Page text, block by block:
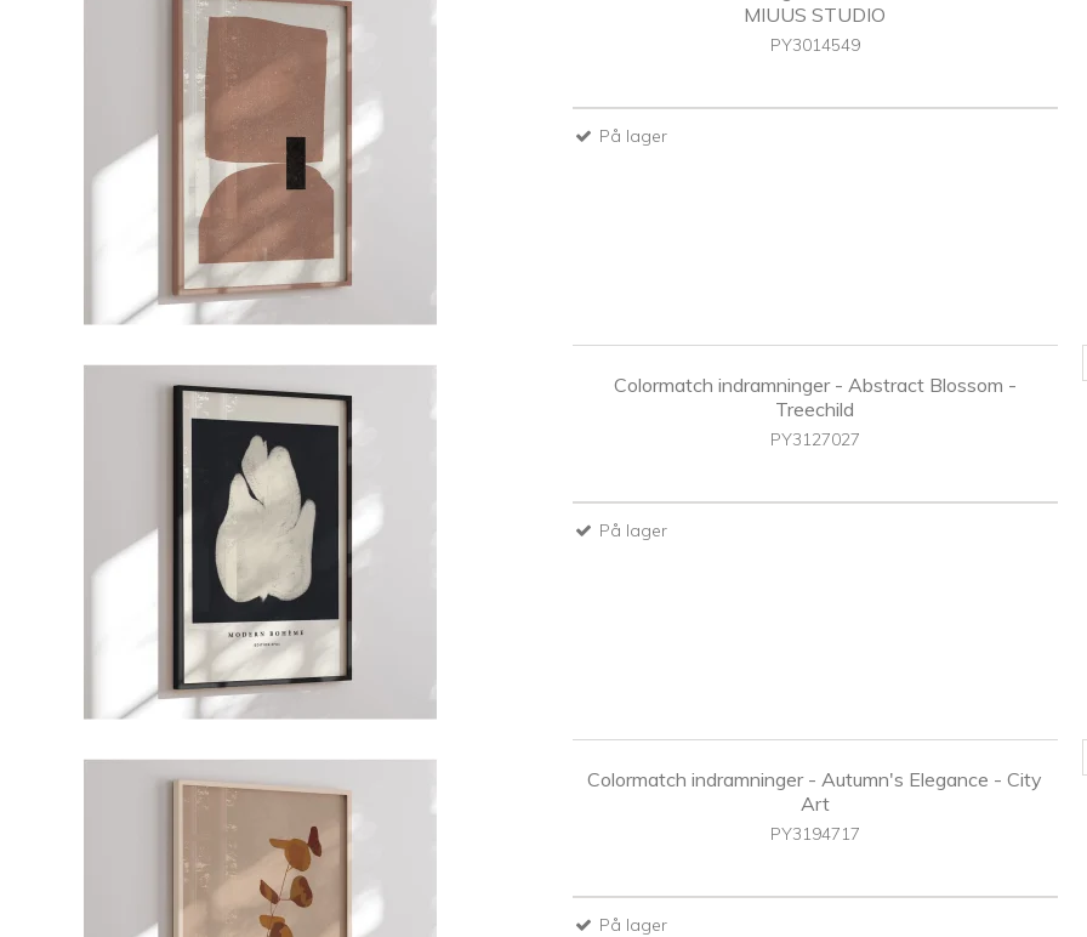
MIUUS STUDIO
PY3014549
På lager
Colormatch indramninger - Abstract Blossom -
Treechild
PY3127027
På lager
Colormatch indramninger - Autumn's Elegance - City
Art
PY3194717
På lager